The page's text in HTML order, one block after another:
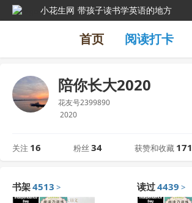
小花生网 带孩子读书学英语的地方
首页 阅读打卡
陪你长大2020
花友号2399890
2020
关注 16 粉丝 34 获赞和收藏 171
书架4513 > 读过4439 >